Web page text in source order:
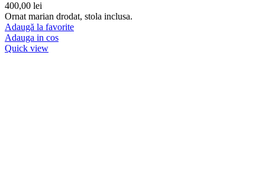
400,00 lei
Ornat marian drodat, stola inclusa.
Adaugă la favorite
Adauga in cos
Quick view